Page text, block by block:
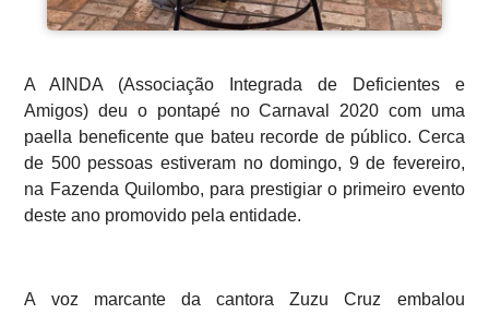
A AINDA (Associação Integrada de Deficientes e
Amigos) deu o pontapé no Carnaval 2020 com uma
paella beneficente que bateu recorde de público. Cerca
de 500 pessoas estiveram no domingo, 9 de fevereiro,
na Fazenda Quilombo, para prestigiar o primeiro evento
deste ano promovido pela entidade.
A voz marcante da cantora Zuzu Cruz embalou